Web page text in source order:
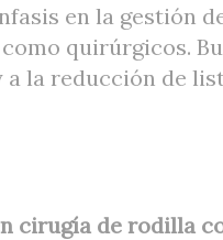
en la gestión
quirúrgicos.
la reducción de
cirugía de rodilla